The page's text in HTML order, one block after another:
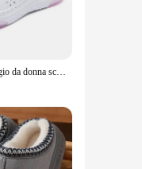
range of
options
Scarpe da passeggio da donna scarpe da ginnastica comode e traspiranti da infermiera scarpe Slip-On bianche scarpe basse da donna leggere con plateau Casual